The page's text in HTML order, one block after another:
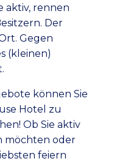
aktiv, rennen
Der
Gegen
(kleinen)
können Sie
Hotel zu
Ob Sie aktiv
möchten oder
feiern